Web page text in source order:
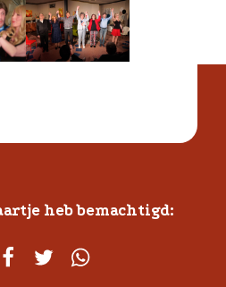
heb bemachtigd: